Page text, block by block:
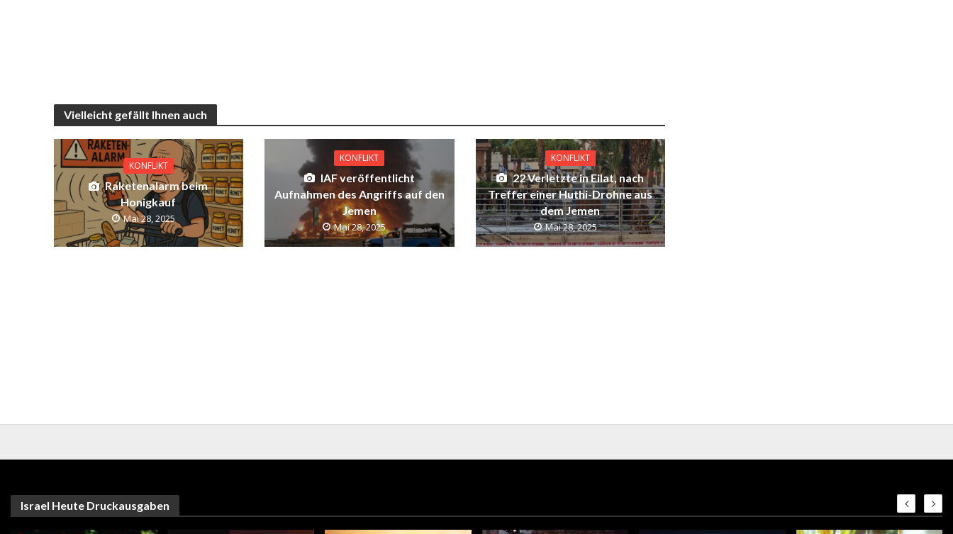
Vielleicht gefällt Ihnen auch
KONFLIKT
Raketenalarm beim
Honigkauf
Mai 28, 2025
KONFLIKT
IAF veröffentlicht
Aufnahmen des Angriffs auf den
Jemen
Mai 28, 2025
KONFLIKT
22 Verletzte in Eilat, nach
Treffer einer Huthi-Drohne aus
dem Jemen
Mai 28, 2025
Israel Heute Druckausgaben